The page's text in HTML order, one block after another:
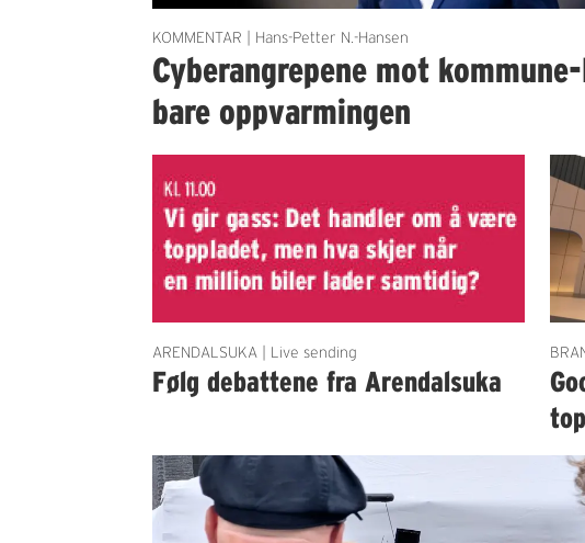
KOMMENTAR | Hans-Petter N.-Hansen
Cyberangrepene mot
bare oppvarmingen
ARENDALSUKA | Live sending
Følg debattene fra Arendalsuka